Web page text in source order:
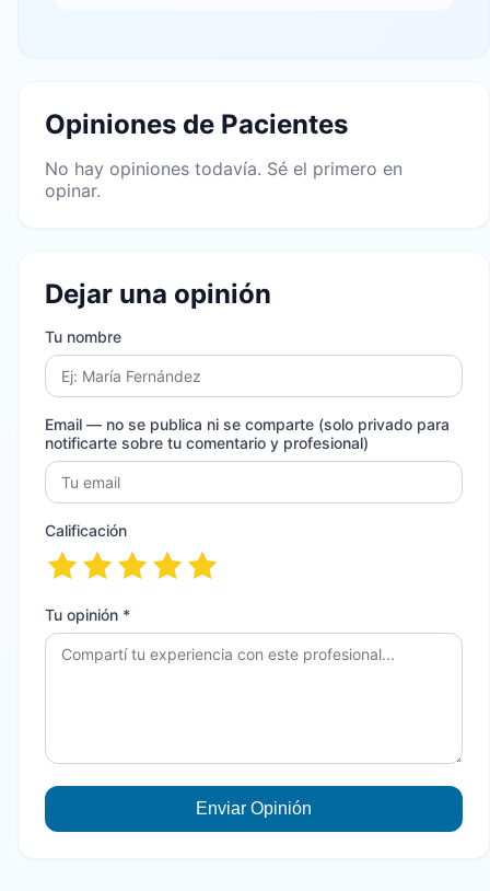
Opiniones de Pacientes
No hay opiniones todavía. Sé el primero en
opinar.
Dejar una opinión
Tu nombre
Email — no se publica ni se comparte (solo privado para
notificarte sobre tu comentario y profesional)
Calificación
Tu opinión *
Enviar Opinión